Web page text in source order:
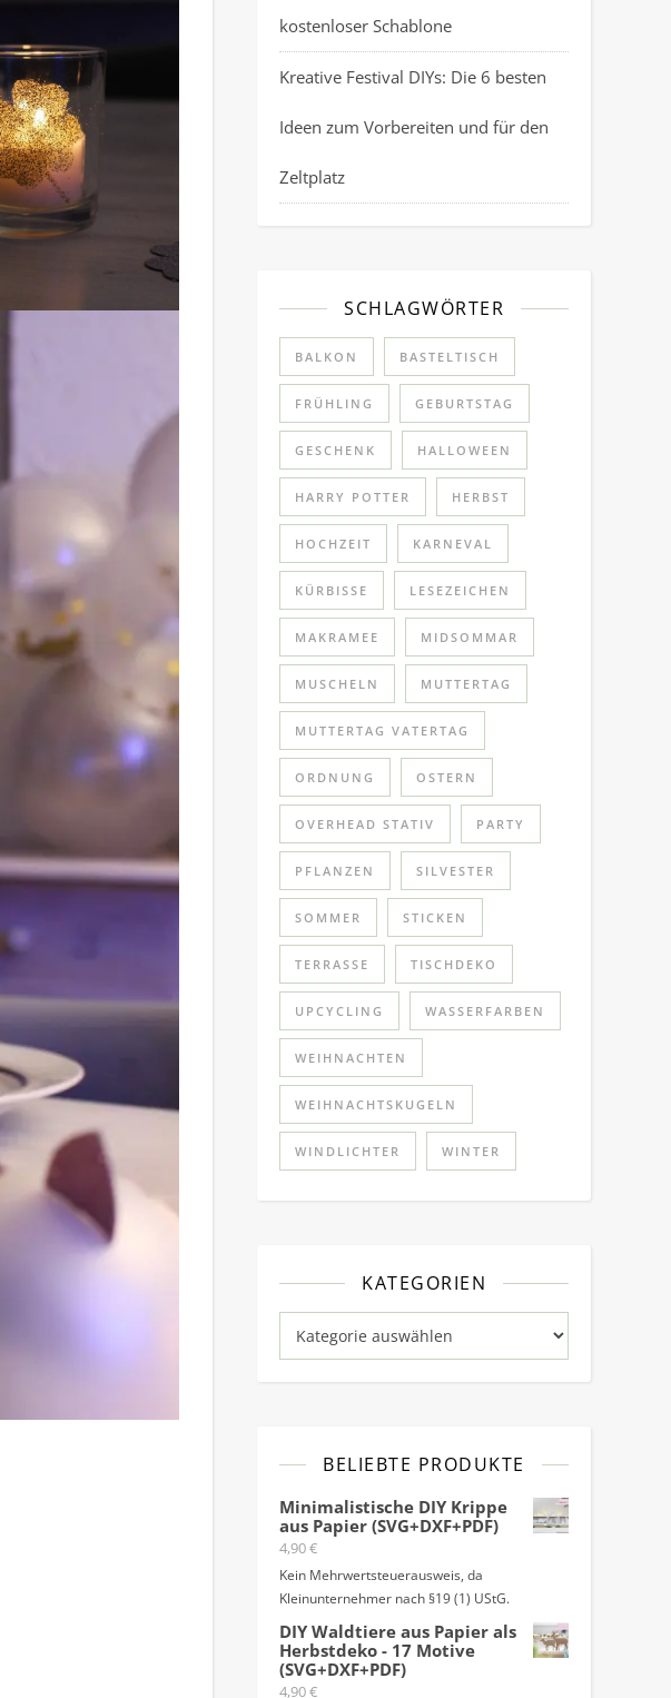
kostenloser Schablone
Kreative Festival DIYs: Die 6 besten
Ideen zum Vorbereiten und für den
Zeltplatz
SCHLAGWÖRTER
BALKON BASTELTISCH
FRÜHLING GEBURTSTAG
GESCHENK HALLOWEEN
HARRY POTTER HERBST
HOCHZEIT KARNEVAL
KÜRBISSE LESEZEICHEN
MAKRAMEE MIDSOMMAR
MUSCHELN MUTTERTAG
MUTTERTAG VATERTAG
ORDNUNG OSTERN
OVERHEAD STATIV PARTY
PFLANZEN SILVESTER
SOMMER STICKEN
TERRASSE TISCHDEKO
UPCYCLING WASSERFARBEN
WEIHNACHTEN
WEIHNACHTSKUGELN
WINDLICHTER WINTER
KATEGORIEN
Kategorien
BELIEBTE PRODUKTE
Minimalistische DIY Krippe
aus Papier (SVG+DXF+PDF)
4,90€
Kein Mehrwertsteuerausweis, da
Kleinunternehmer nach §19 (1) UStG.
DIY Waldtiere aus Papier als
Herbstdeko - 17 Motive
(SVG+DXF+PDF)
4,90€